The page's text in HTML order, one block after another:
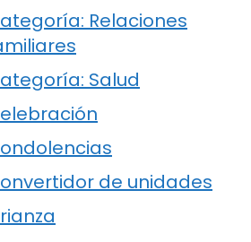
Relaciones
Salud
de unidades